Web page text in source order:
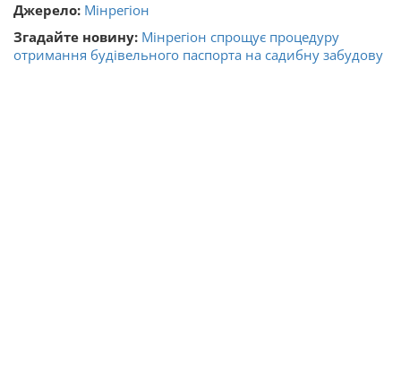
Джерело: Мінрегіон
Згадайте новину: Мінрегіон спрощує процедуру
отримання будівельного паспорта на садибну забудову